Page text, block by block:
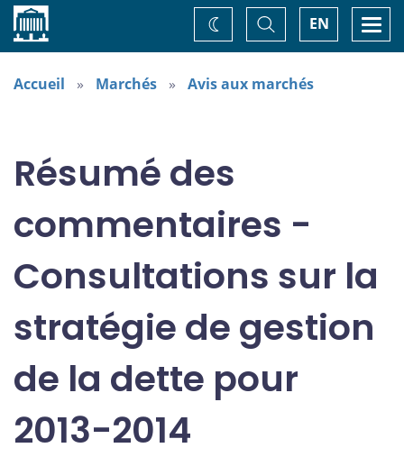
Accueil EN
Basculer
la
recherche
Changez
de
Accueil Marchés Avis aux marchés
Résumé des
commentaires -
Consultations sur la
stratégie de gestion
de la dette pour
2013-2014